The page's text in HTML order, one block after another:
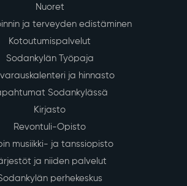
Nuoret
ja terveyden edistäminen
Kotoutumispalvelut
Sodankylän Työpaja
ja hinnasto
Sodankylässä
Kirjasto
Revontuli-Opisto
musiikki- ja tanssiopisto
ja niiden palvelut
perhekeskus